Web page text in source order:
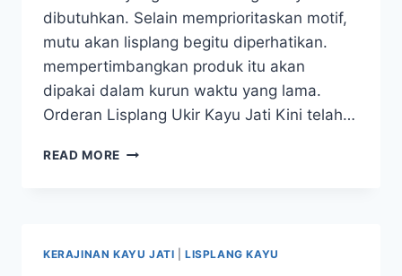
dibutuhkan. Selain memprioritaskan motif,
mutu akan lisplang begitu diperhatikan.
mempertimbangkan produk itu akan
dipakai dalam kurun waktu yang lama.
Orderan Lisplang Ukir Kayu Jati Kini telah…
READ MORE
KERAJINAN KAYU JATI |LISPLANG KAYU